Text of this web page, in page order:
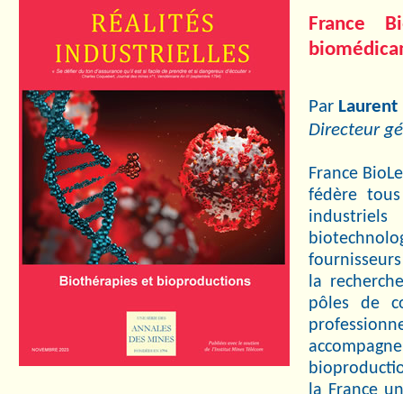
France
Par Laurent
Directeur
France
fédère
la
pôles de
la France